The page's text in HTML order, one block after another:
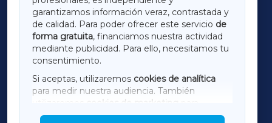
garantizamos información veraz, contrastada y
de calidad. Para poder ofrecer este servicio de
forma gratuita, financiamos nuestra actividad
mediante publicidad. Para ello, necesitamos tu
consentimiento.
Si aceptas, utilizaremos cookies de analítica
para medir nuestra audiencia. También
utilizaremos
cookies de marketing
mostrar publicidad de terceros.
LUGOXA
TERRACHAXA
AMARIÑAXA